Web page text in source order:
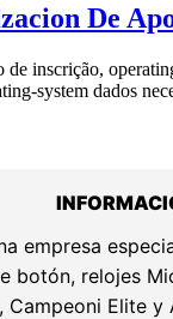
De
inscrição,
system dados
empresa
botón, relojes
Campeoni Elite y